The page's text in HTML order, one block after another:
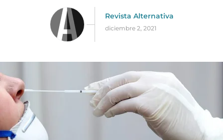
Revista Alternativa
diciembre 2, 2021